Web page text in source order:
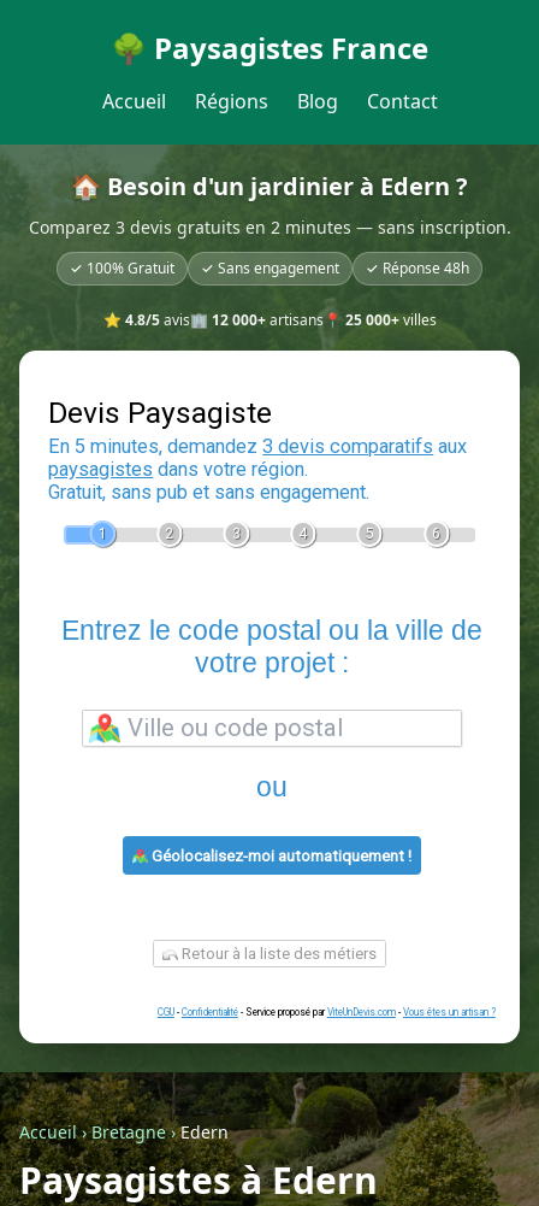
🌳 Paysagistes France
Accueil Régions Blog Contact
🏠 Besoin d'un jardinier à Edern ?
Comparez 3 devis gratuits en 2 minutes — sans inscription.
✓ 100% Gratuit ✓ Sans engagement ✓ Réponse 48h
⭐ 4.8/5avis🏢 12 000+artisans📍 25 000+villes
Devis Paysagiste
En 5 minutes, demandez3 devis comparatifs
votre projet :
ou
Géolocalisez-moi automatiquement !
Retour à la liste des métiers
Accueil›Bretagne›Edern
Paysagistes à Edern